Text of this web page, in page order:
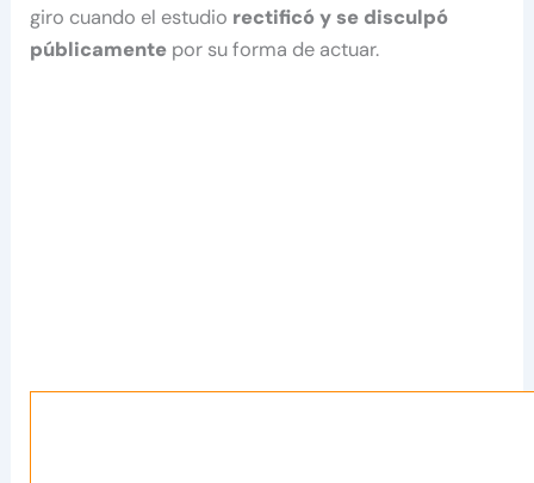
giro cuando el estudio rectificó y se disculpó
públicamente por su forma de actuar.